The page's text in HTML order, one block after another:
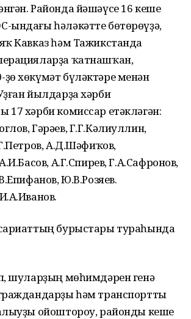
Районда йәшәүсе 16 кеше
ындағы һәләкәтте бөтөрөүҙә,
Кавказ һәм Тажикстанда
ҡатнашҡан,
хөкүмәт бүләктәре менән
йылдарҙа хәрби
17 хәрби комиссар етәкләгән:
Гәрәев, Г.Г.Кәлиуллин,
А.Д.Шәфиҡов,
А.Г.Спирев, Г.А.Сафронов,
Ю.В.Розяев.
бурыстары тураһында
шуларҙың мөһимдәрен генә
һәм транспортты
ойоштороу, районды кеше